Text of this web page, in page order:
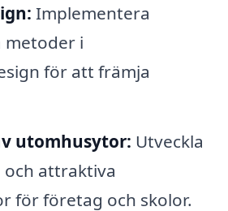
Implementera
metoder i
för att främja
utomhusytor: Utveckla
attraktiva
för företag och skolor.